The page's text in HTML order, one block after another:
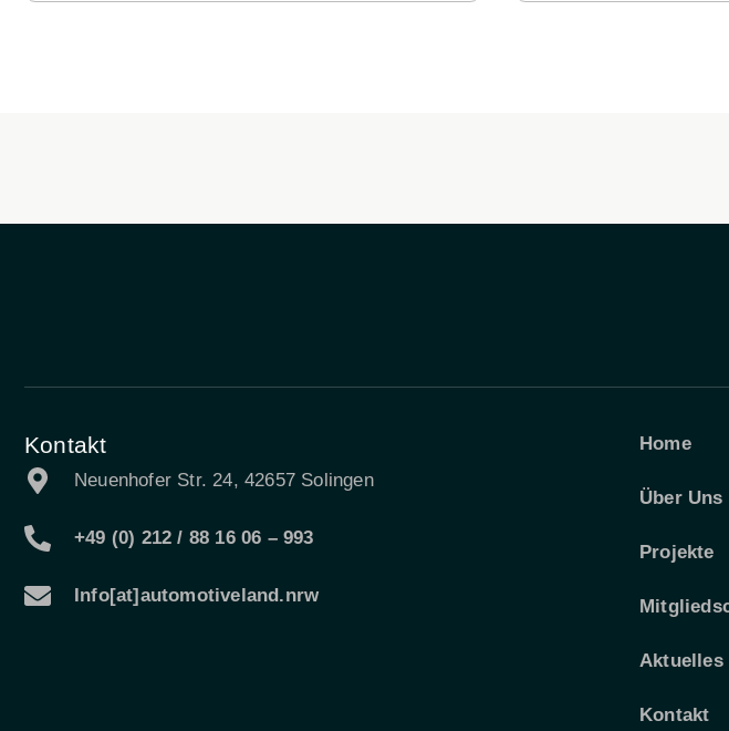
Kontakt
Neuenhofer Str. 24, 42657 Solingen
+49 (0) 212 / 88 16 06 – 993
Info[at]automotiveland.nrw
Home
Über Uns
Projekte
Aktuelles
Kontakt